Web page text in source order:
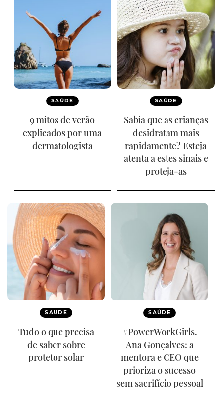
SAÚDE
9 mitos de verão
explicados por uma
dermatologista
SAÚDE
Sabia que as crianças
desidratam mais
rapidamente? Esteja
atenta a estes sinais e
proteja-as
SAÚDE
Tudo o que precisa
de saber sobre
protetor solar
SAÚDE
#PowerWorkGirls.
Ana Gonçalves: a
mentora e CEO que
prioriza o sucesso
sem sacrifício pessoal